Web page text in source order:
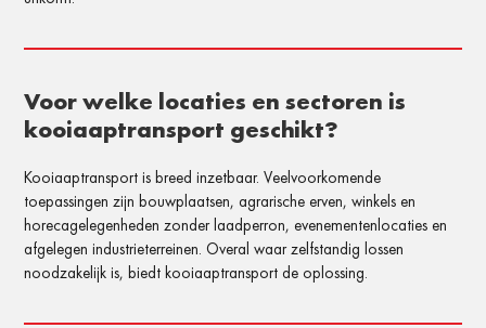
Voor welke locaties en sectoren is
kooiaaptransport geschikt?
Kooiaaptransport is breed inzetbaar. Veelvoorkomende
toepassingen zijn bouwplaatsen, agrarische erven, winkels en
horecagelegenheden zonder laadperron, evenementenlocaties en
afgelegen industrieterreinen. Overal waar zelfstandig lossen
noodzakelijk is, biedt kooiaaptransport de oplossing.